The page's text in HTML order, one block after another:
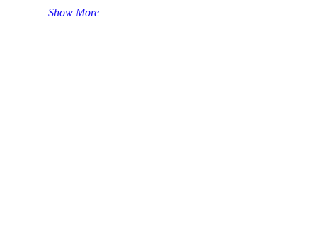
Show More